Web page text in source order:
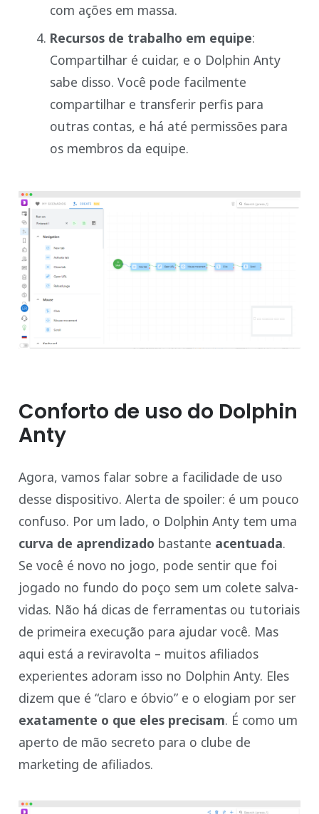
com ações em massa.
Recursos de trabalho em equipe:
Compartilhar é cuidar, e o Dolphin Anty
sabe disso. Você pode facilmente
compartilhar e transferir perfis para
outras contas, e há até permissões para
os membros da equipe.
Conforto de uso do Dolphin
Anty
Agora, vamos falar sobre a facilidade de uso
desse dispositivo. Alerta de spoiler: é um pouco
confuso. Por um lado, o Dolphin Anty tem uma
curva de aprendizado bastante acentuada.
Se você é novo no jogo, pode sentir que foi
jogado no fundo do poço sem um colete salva-
vidas. Não há dicas de ferramentas ou tutoriais
de primeira execução para ajudar você. Mas
aqui está a reviravolta – muitos afiliados
experientes adoram isso no Dolphin Anty. Eles
dizem que é “claro e óbvio” e o elogiam por ser
exatamente o que eles precisam. É como um
aperto de mão secreto para o clube de
marketing de afiliados.